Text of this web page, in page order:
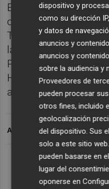
Lo Más
Event), a la que fichó
con éxito la
También ponemos
la curiosa historia del
Parias, que fue el
Huelva-Gomera. Luis
actualidad del
ARCHIVADO EN
dispositivo y
como su dirección
y datos de
anuncios y
anuncios y
sobre la audiencia y
Proveedores de
pueden procesar
otros fines, incluido
geolocalización
del dispositivo. Sus
solo a este sitio
pueden basarse en
lugar del
oponerse en